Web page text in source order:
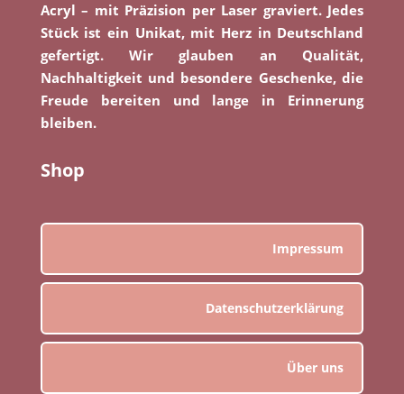
Acryl – mit Präzision per Laser graviert. Jedes
Stück ist ein Unikat, mit Herz in Deutschland
gefertigt. Wir glauben an Qualität,
Nachhaltigkeit und besondere Geschenke, die
Freude bereiten und lange in Erinnerung
bleiben.
Shop
Impressum
Datenschutzerklärung
Über uns